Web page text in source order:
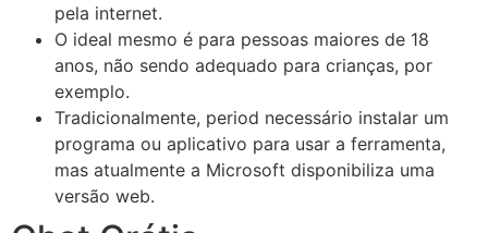
pela internet.
O ideal mesmo é para pessoas maiores de 18
anos, não sendo adequado para crianças, por
exemplo.
Tradicionalmente, period necessário instalar um
programa ou aplicativo para usar a ferramenta,
mas atualmente a Microsoft disponibiliza uma
versão web.